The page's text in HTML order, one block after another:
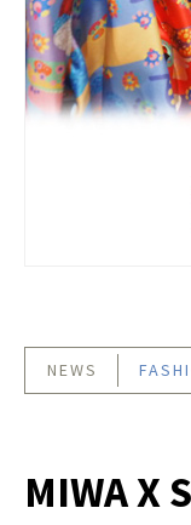
NEWS
MIWA X